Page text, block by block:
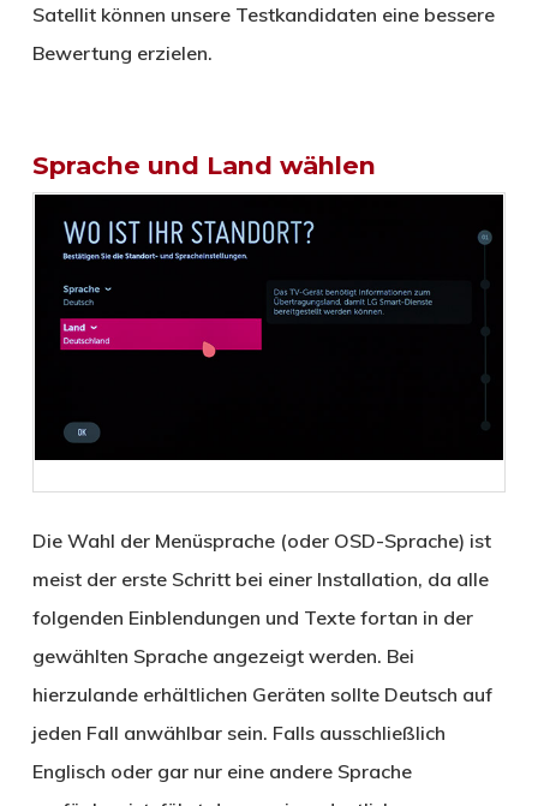
Satellit können unsere Testkandidaten eine bessere
Bewertung erzielen.
Sprache und Land wählen
Die Wahl der Menüsprache (oder OSD-Sprache) ist
meist der erste Schritt bei einer Installation, da alle
folgenden Einblendungen und Texte fortan in der
gewählten Sprache angezeigt werden. Bei
hierzulande erhältlichen Geräten sollte Deutsch auf
jeden Fall anwählbar sein. Falls ausschließlich
Englisch oder gar nur eine andere Sprache